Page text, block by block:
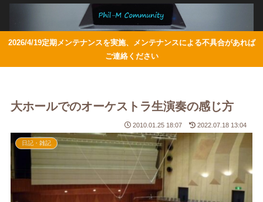
2026/4/19定期メンテナンスを実施、メンテナンスによる不具合があれば
ご連絡ください
大ホールでのオーケストラ生演奏の感じ方
2010.01.25 18:07 2022.07.18 13:04
日記・雑記